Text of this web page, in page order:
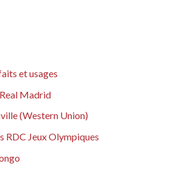
et usages
Madrid
(Western Union)
RDC Jeux Olympiques